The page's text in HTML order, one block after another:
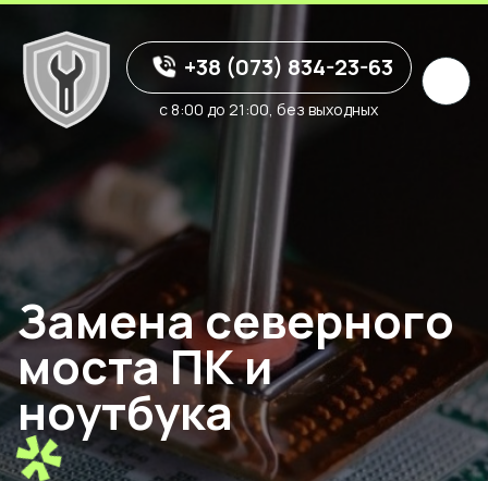
+38 (073) 834-23-63
с 8:00 до 21:00, без выходных
Замена северного
моста ПК и
ноутбука